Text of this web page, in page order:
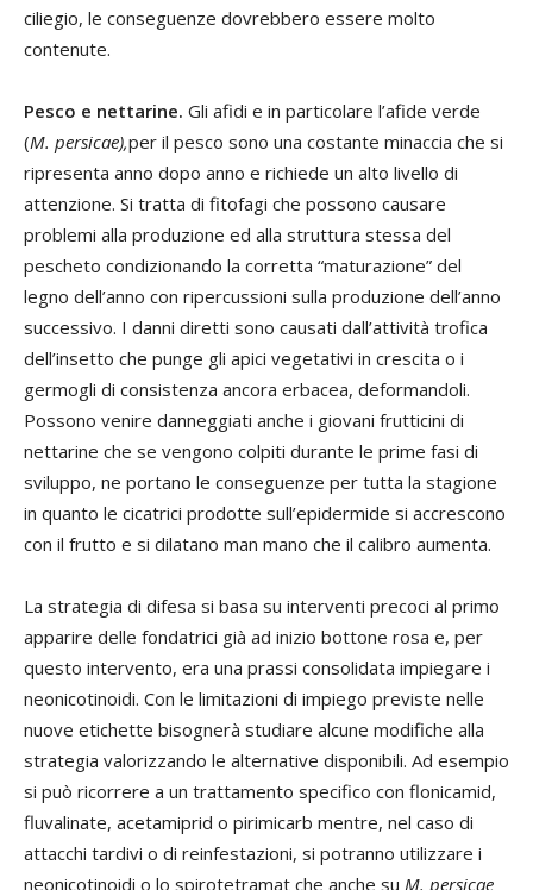
ciliegio, le conseguenze dovrebbero essere molto
contenute.
Pesco e nettarine. Gli afidi e in particolare l’afide verde
(M. persicae),per il pesco sono una costante minaccia che si
ripresenta anno dopo anno e richiede un alto livello di
attenzione. Si tratta di fitofagi che possono causare
problemi alla produzione ed alla struttura stessa del
pescheto condizionando la corretta “maturazione” del
legno dell’anno con ripercussioni sulla produzione dell’anno
successivo. I danni diretti sono causati dall’attività trofica
dell’insetto che punge gli apici vegetativi in crescita o i
germogli di consistenza ancora erbacea, deformandoli.
Possono venire danneggiati anche i giovani frutticini di
nettarine che se vengono colpiti durante le prime fasi di
sviluppo, ne portano le conseguenze per tutta la stagione
in quanto le cicatrici prodotte sull’epidermide si accrescono
con il frutto e si dilatano man mano che il calibro aumenta.
La strategia di difesa si basa su interventi precoci al primo
apparire delle fondatrici già ad inizio bottone rosa e, per
questo intervento, era una prassi consolidata impiegare i
neonicotinoidi. Con le limitazioni di impiego previste nelle
nuove etichette bisognerà studiare alcune modifiche alla
strategia valorizzando le alternative disponibili. Ad esempio
si può ricorrere a un trattamento specifico con flonicamid,
fluvalinate, acetamiprid o pirimicarb mentre, nel caso di
attacchi tardivi o di reinfestazioni, si potranno utilizzare i
neonicotinoidi o lo spirotetramat che anche su M. persicae